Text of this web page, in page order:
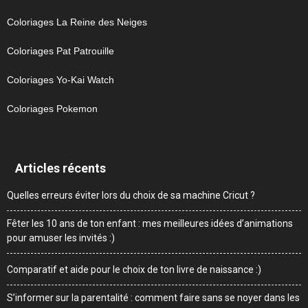
Coloriages La Reine des Neiges
Coloriages Pat Patrouille
Coloriages Yo-Kai Watch
Coloriages Pokemon
Articles récents
Quelles erreurs éviter lors du choix de sa machine Cricut ?
Fêter les 10 ans de ton enfant : mes meilleures idées d’animations
pour amuser les invités :)
Comparatif et aide pour le choix de ton livre de naissance :)
S’informer sur la parentalité : comment faire sans se noyer dans les